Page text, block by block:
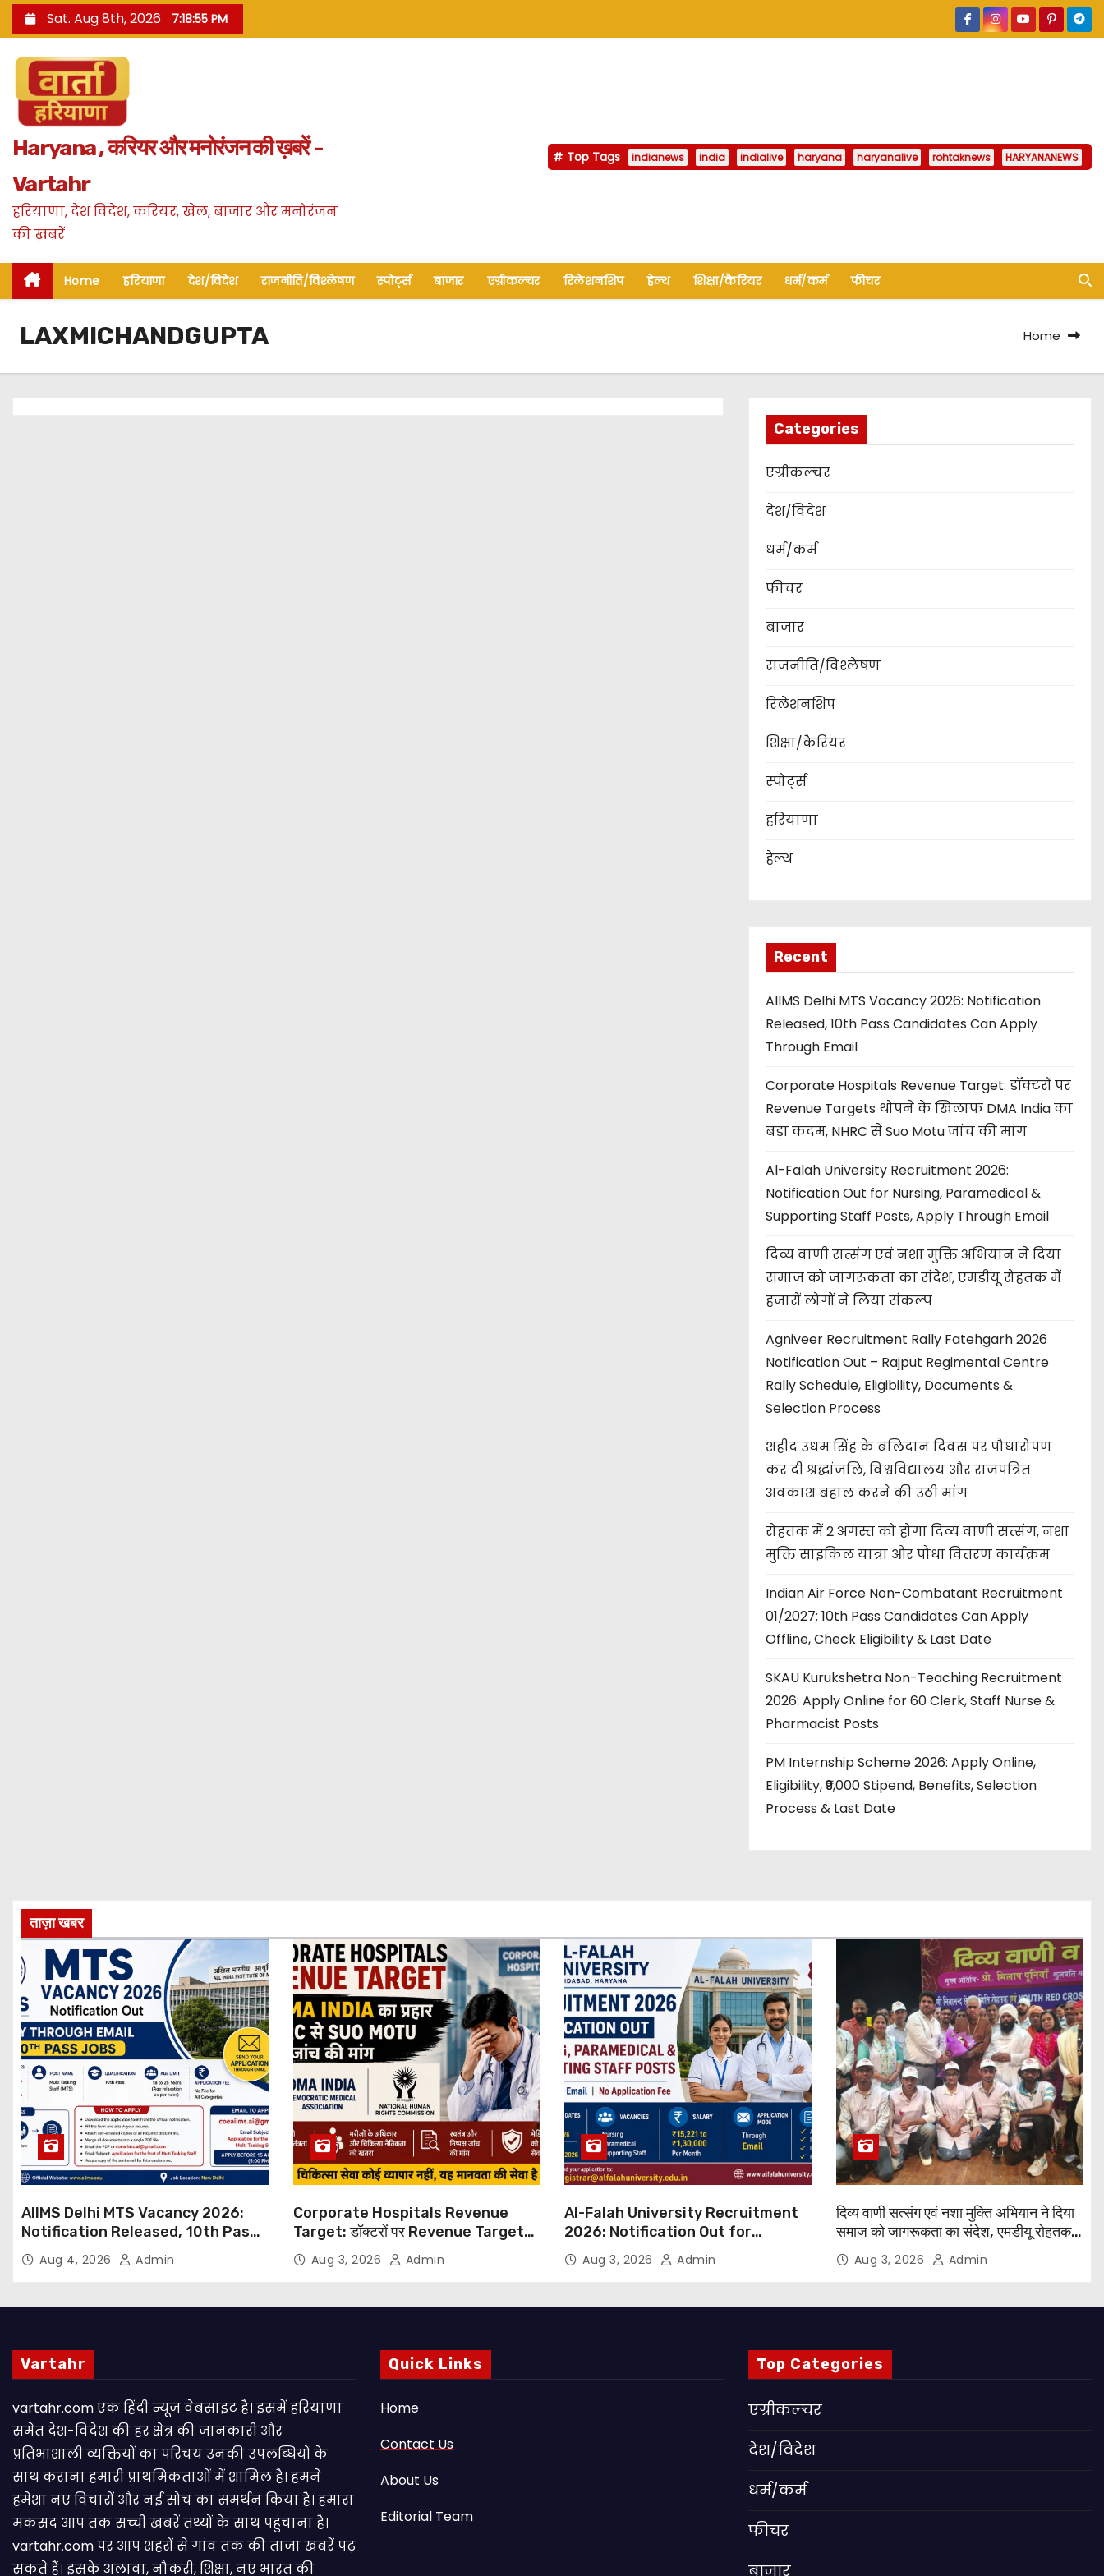
k
n
Sat. Aug 8th, 2026 7:18:56 PM
Haryana , करियर और मनोरंजन की ख़बरें -
Vartahr
हरियाणा, देश विदेश, करियर, खेल, बाजार और मनोरंजन
की ख़बरें
Top Tags indianews india indialive haryana haryanalive rohtaknews HARYANANEWS
Home हरियाणा देश/विदेश राजनीति/विश्लेषण स्पोर्ट्स बाजार एग्रीकल्चर रिलेशनशिप हेल्थ शिक्षा/कैरियर धर्म/कर्म फीचर
LAXMICHANDGUPTA Home
Categories
एग्रीकल्चर
देश/विदेश
धर्म/कर्म
फीचर
बाजार
राजनीति/विश्लेषण
रिलेशनशिप
शिक्षा/कैरियर
स्पोर्ट्स
हरियाणा
हेल्थ
Recent
AIIMS Delhi MTS Vacancy 2026: Notification
Released, 10th Pass Candidates Can Apply
Through Email
Corporate Hospitals Revenue Target: डॉक्टरों पर
Revenue Targets थोपने के खिलाफ DMA India का
बड़ा कदम, NHRC से Suo Motu जांच की मांग
Al-Falah University Recruitment 2026:
Notification Out for Nursing, Paramedical &
Supporting Staff Posts, Apply Through Email
दिव्य वाणी सत्संग एवं नशा मुक्ति अभियान ने दिया
समाज को जागरूकता का संदेश, एमडीयू रोहतक में
हजारों लोगों ने लिया संकल्प
Agniveer Recruitment Rally Fatehgarh 2026
Notification Out – Rajput Regimental Centre
Rally Schedule, Eligibility, Documents &
Selection Process
शहीद उधम सिंह के बलिदान दिवस पर पौधारोपण
कर दी श्रद्धांजलि, विश्वविद्यालय और राजपत्रित
अवकाश बहाल करने की उठी मांग
रोहतक में 2 अगस्त को होगा दिव्य वाणी सत्संग, नशा
मुक्ति साइकिल यात्रा और पौधा वितरण कार्यक्रम
Indian Air Force Non-Combatant Recruitment
01/2027: 10th Pass Candidates Can Apply
Offline, Check Eligibility & Last Date
SKAU Kurukshetra Non-Teaching Recruitment
2026: Apply Online for 60 Clerk, Staff Nurse &
Pharmacist Posts
PM Internship Scheme 2026: Apply Online,
Eligibility, ₹9,000 Stipend, Benefits, Selection
Process & Last Date
ताज़ा खबर
AIIMS Delhi MTS Vacancy 2026:
Notification Released, 10th Pass
Candidates Can Apply Through
Email
Aug 4, 2026 Admin
Corporate Hospitals Revenue
Target: डॉक्टरों पर Revenue Targets
थोपने के खिलाफ DMA India का बड़ा कदम,
NHRC से Suo Motu जांच की मांग
Aug 3, 2026 Admin
Al-Falah University Recruitment
2026: Notification Out for
Nursing, Paramedical &
Supporting Staff Posts, Apply
Aug 3, 2026 Admin
दिव्य वाणी सत्संग एवं नशा मुक्ति अभियान ने दिया
समाज को जागरूकता का संदेश, एमडीयू रोहतक में
हजारों लोगों ने लिया संकल्प
Aug 3, 2026 Admin
Vartahr
vartahr.com एक हिंदी न्यूज वेबसाइट है। इसमें हरियाणा
समेत देश-विदेश की हर क्षेत्र की जानकारी और
प्रतिभाशाली व्यक्तियों का परिचय उनकी उपलब्धियों के
साथ कराना हमारी प्राथमिकताओं में शामिल है। हमने
हमेशा नए विचारों और नई सोच का समर्थन किया है। हमारा
मकसद आप तक सच्ची खबरें तथ्यों के साथ पहुंचाना है।
vartahr.com पर आप शहरों से गांव तक की ताजा खबरें पढ़
सकते हैं। इसके अलावा, नौकरी, शिक्षा, नए भारत की
Quick Links
Home
Contact Us
About Us
Editorial Team
Top Categories
एग्रीकल्चर
देश/विदेश
धर्म/कर्म
फीचर
बाजार